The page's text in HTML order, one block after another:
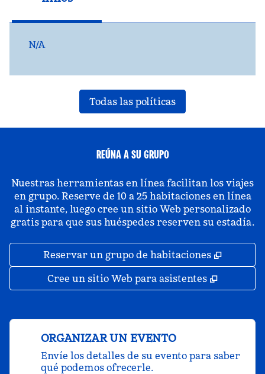
N/A
Todas las políticas
REÚNA A SU GRUPO
Nuestras herramientas en línea facilitan los viajes
en grupo. Reserve de 10 a 25 habitaciones en línea
al instante, luego cree un sitio Web personalizado
gratis para que sus huéspedes reserven su estadía.
Reservar un grupo de habitaciones ,
Cree un sitio Web para asistentes ,
ORGANIZAR UN EVENTO
Envíe los detalles de su evento para saber
qué podemos ofrecerle.